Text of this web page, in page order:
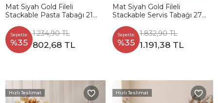
Mat Siyah Gold Fileli
Stackable Pasta Tabağı 21
Sepette
%35
1.234,90 TL
802,68 TL
Mat Siyah Gold Fileli
Stackable Servis Tabağı 27
Sepette
%35
1.832,90 TL
1.191,38 TL
Hızlı Teslimat Hızlı Teslimat